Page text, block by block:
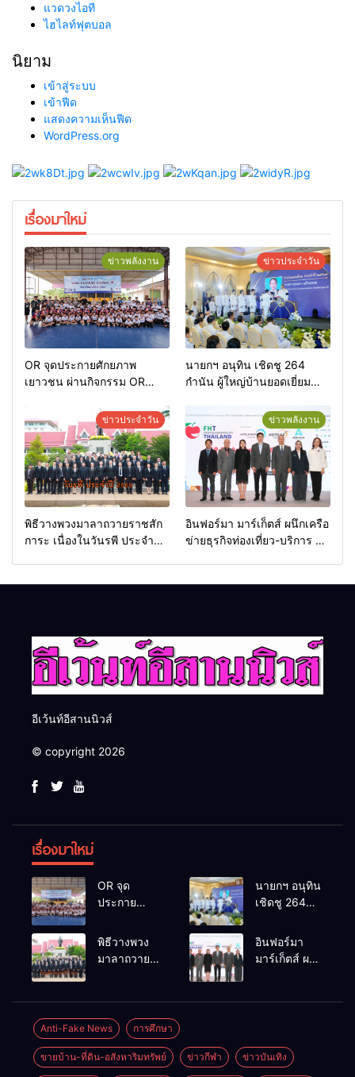
แวดวงไอที
ไฮไลท์ฟุตบอล
นิยาม
เข้าสู่ระบบ
เข้าฟีด
แสดงความเห็นฟีด
WordPress.org
เรื่องมาใหม่
ข่าวพลังงาน
OR จุดประกายศักยภาพ
เยาวชน ผ่านกิจกรรม OR
ข่าวประจำวัน
นายกฯ อนุทิน เชิดชู 264
กำนัน ผู้ใหญ่บ้านยอดเยี่ยม
เกียรติยศแห่งการเสียสละ”
ข่าวประจำวัน
พิธีวางพวงมาลาถวายราชสัก
การะ เนื่องในวันรพี ประจำปี
ข่าวพลังงาน
อินฟอร์มา มาร์เก็ตส์ ผนึกเครือ
ข่ายธุรกิจท่องเที่ยว-บริการ จัด
อีเว้นท์อีสานนิวส์
© copyright 2026
เรื่องมาใหม่
OR จุด
ประกาย
เยาวชน ผ่าน
นายกฯ อนุทิน
เชิดชู 264
บ้านยอดเยี่ยม
มอบแหนบ
เกียรติยศแห่ง
พิธีวางพวง
มาลาถวาย
2569 และ
การแข่งขัน
ฟุตบอลวันรพี
อินฟอร์มา
มาร์เก็ตส์ ผนึก
Thailand
Anti-Fake News การศึกษา
ขายบ้าน-ที่ดิน-อสังหาริมทรัพย์ ข่าวกีฬา ข่าวบันเทิง